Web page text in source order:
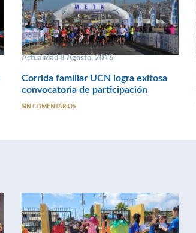
Actualidad 8 Agosto, 2016
Corrida familiar UCN logra exitosa
convocatoria de participación
SIN COMENTARIOS